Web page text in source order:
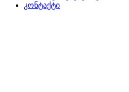
კონტაქტი